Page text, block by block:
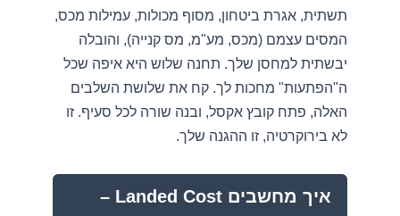
תשתית, אגרת ביטחון, מסוף מכולות, עמילות מכס,
המסים עצמם (מכס, מע"מ, מס קנייה), והובלה
יבשתית למחסן שלך. תחנה שלוש היא איפה שכל
ה"הפתעות" מחכות לך. קח את שלושת השלבים
האלה, פתח קובץ אקסל, ובנה שורה לכל סעיף. זו
לא בירוקרטיה, זו ההגנה שלך.
איך מחשבים Landed Cost –